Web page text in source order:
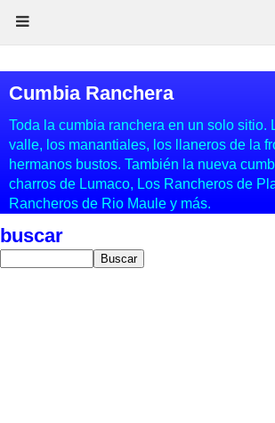
Cumbia Ranchera
Toda la cumbia ranchera en un solo sitio.
valle, los manantiales, los llaneros de la
hermanos bustos. También la nueva
charros de Lumaco, Los Rancheros de
Rancheros de Rio Maule y más.
buscar